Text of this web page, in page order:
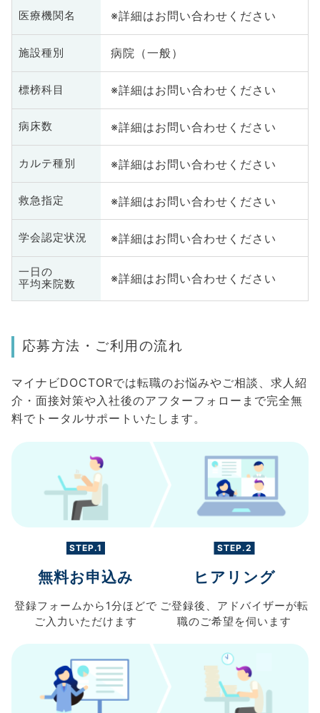
医療機関名 ※詳細はお問い合わせください
施設種別 病院（一般）
標榜科目 ※詳細はお問い合わせください
病床数 ※詳細はお問い合わせください
カルテ種別 ※詳細はお問い合わせください
救急指定 ※詳細はお問い合わせください
学会認定状況 ※詳細はお問い合わせください
一日の
平均来院数
※詳細はお問い合わせください
応募方法・ご利用の流れ
マイナビDOCTORでは転職のお悩みやご相談、求人紹
介・面接対策や入社後のアフターフォローまで完全無
料でトータルサポートいたします。
STEP.1
無料お申込み
登録フォームから 1分ほどで
ご入力 いただけます
STEP.2
ヒアリング
ご登録後、 アドバイザーが転
職のご希望を伺います